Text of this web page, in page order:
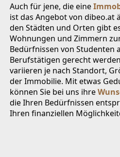
Auch für jene, die eine
ist das Angebot von dibeo.at
den Städten und Orten gibt
Wohnungen und Zimmern
Bedürfnissen von Studenten
Berufstätigen gerecht
variieren je nach Standort,
der Immobilie. Mit etwas
können Sie bei uns ihre
die Ihren Bedürfnissen
Ihren finanziellen